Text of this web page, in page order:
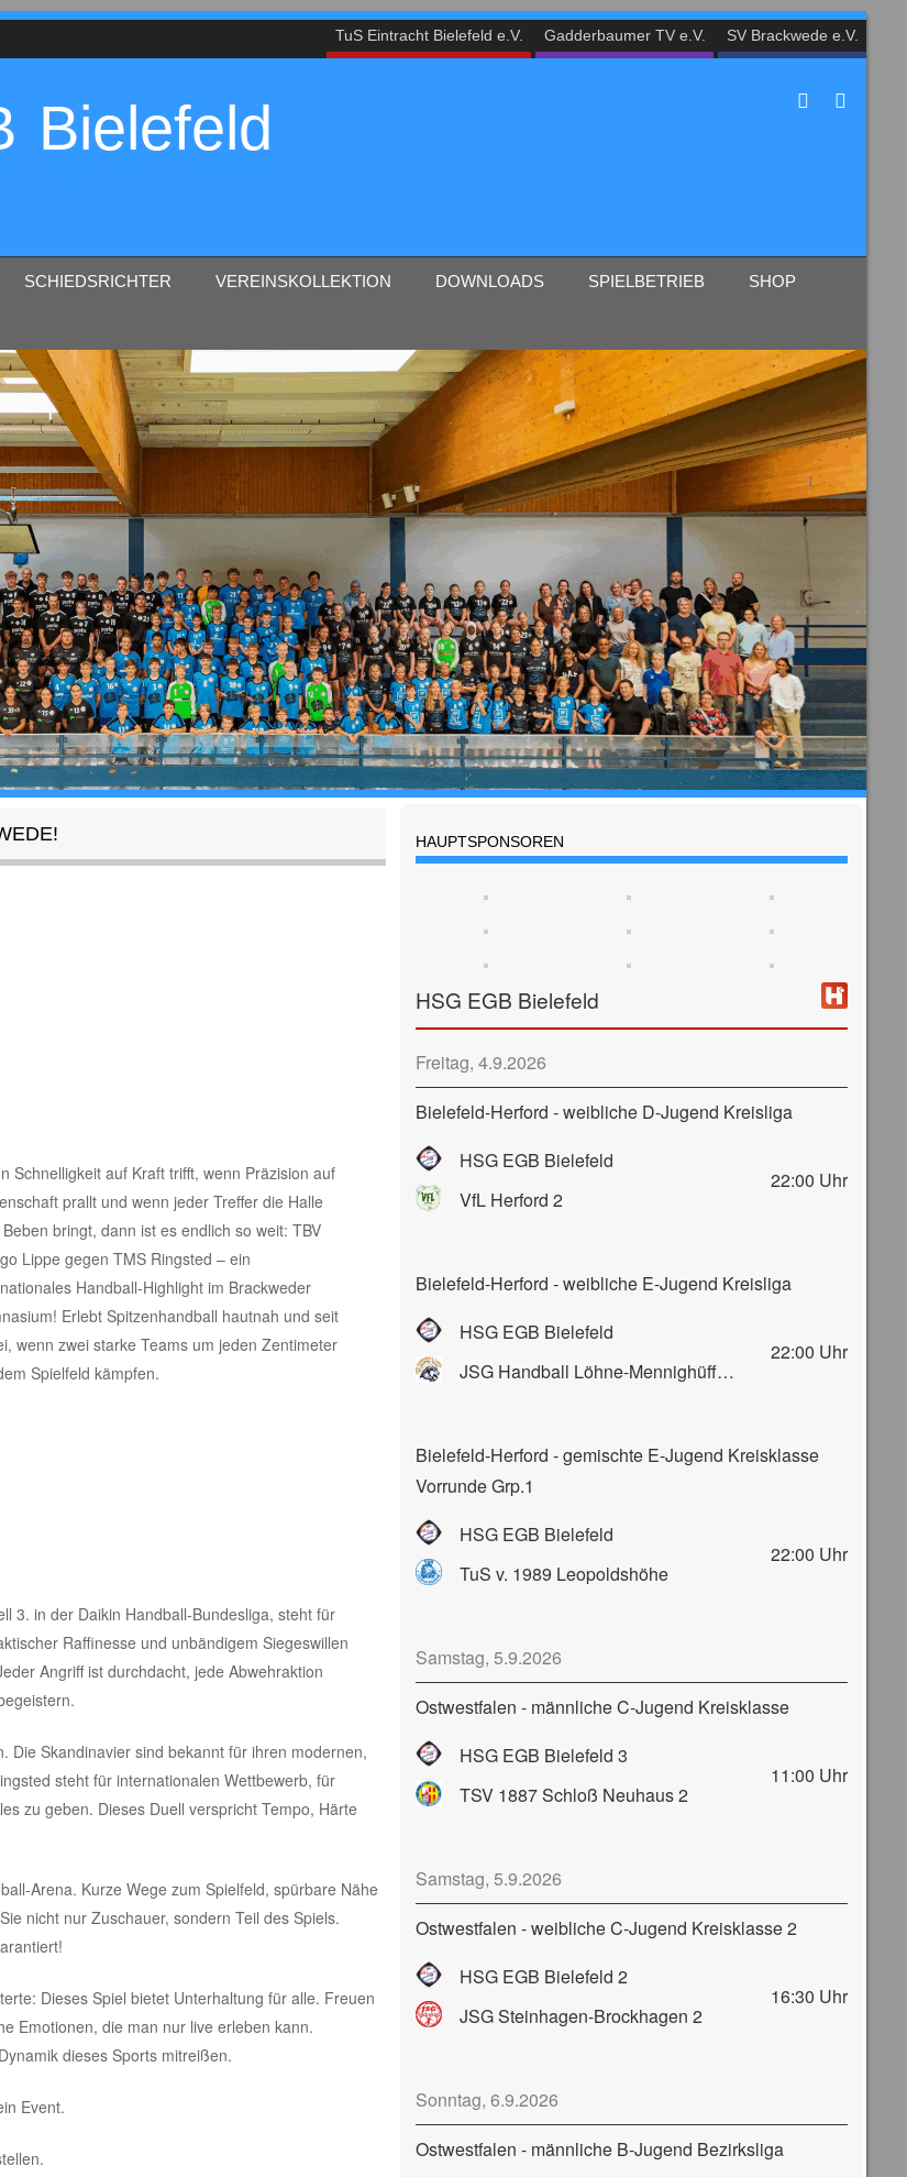
TuS Eintracht Bielefeld e.V. Gadderbaumer TV e.V. SV Brackwede e.V.
Bielefeld
SCHIEDSRICHTER VEREINSKOLLEKTION DOWNLOADS SPIELBETRIEB SHOP
Schnelligkeit auf Kraft trifft, wenn Präzision auf
prallt und wenn jeder Treffer die Halle
bringt, dann ist es endlich so weit: TBV
Lippe gegen TMS Ringsted – ein
Handball-Highlight im Brackweder
Erlebt Spitzenhandball hautnah und seit
wenn zwei starke Teams um jeden Zentimeter
Spielfeld kämpfen.
3. in der Daikin Handball-Bundesliga, steht für
Raffinesse und unbändigem Siegeswillen
Angriff ist durchdacht, jede Abwehraktion
Die Skandinavier sind bekannt für ihren modernen,
steht für internationalen Wettbewerb, für
zu geben. Dieses Duell verspricht Tempo, Härte
Arena. Kurze Wege zum Spielfeld, spürbare Nähe
nicht nur Zuschauer, sondern Teil des Spiels.
Dieses Spiel bietet Unterhaltung für alle. Freuen
Emotionen, die man nur live erleben kann.
dieses Sports mitreißen.
Event.
HAUPTSPONSOREN
HSG EGB Bielefeld
Freitag, 4.9.2026
Bielefeld-Herford - weibliche D-Jugend Kreisliga
HSG EGB Bielefeld
VfL Herford 2
22:00 Uhr
Bielefeld-Herford - weibliche E-Jugend Kreisliga
HSG EGB Bielefeld
JSG Handball Löhne-Mennighüffen-Obernbeck
22:00 Uhr
Bielefeld-Herford - gemischte E-Jugend Kreisklasse
Vorrunde Grp.1
HSG EGB Bielefeld
TuS v. 1989 Leopoldshöhe
22:00 Uhr
Samstag, 5.9.2026
Ostwestfalen - männliche C-Jugend Kreisklasse
HSG EGB Bielefeld 3
TSV 1887 Schloß Neuhaus 2
11:00 Uhr
Samstag, 5.9.2026
Ostwestfalen - weibliche C-Jugend Kreisklasse 2
HSG EGB Bielefeld 2
JSG Steinhagen-Brockhagen 2
16:30 Uhr
Sonntag, 6.9.2026
Ostwestfalen - männliche B-Jugend Bezirksliga